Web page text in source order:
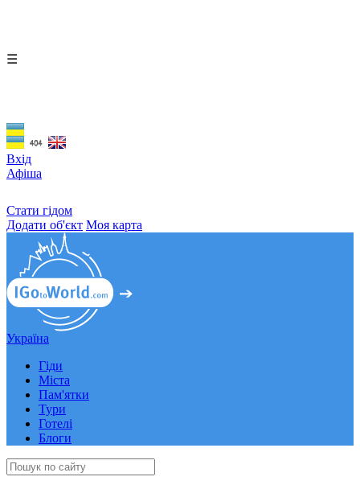
☰
Вхід
Афіша
Стати гідом
Додати об'єкт Моя карта
Україна
Гіди
Міста
Пам'ятки
Тури
Готелі
Блоги